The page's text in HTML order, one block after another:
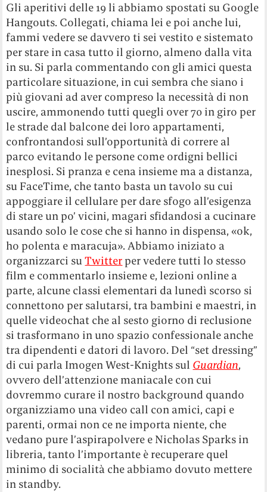
Gli aperitivi delle 19 li abbiamo spostati su Google
Hangouts. Collegati, chiama lei e poi anche lui,
fammi vedere se davvero ti sei vestito e sistemato
per stare in casa tutto il giorno, almeno dalla vita
in su. Si parla commentando con gli amici questa
particolare situazione, in cui sembra che siano i
più giovani ad aver compreso la necessità di non
uscire, ammonendo tutti quegli over 70 in giro per
le strade dal balcone dei loro appartamenti,
confrontandosi sull’opportunità di correre al
parco evitando le persone come ordigni bellici
inesplosi. Si pranza e cena insieme ma a distanza,
su FaceTime, che tanto basta un tavolo su cui
appoggiare il cellulare per dare sfogo all’esigenza
di stare un po’ vicini, magari sfidandosi a cucinare
usando solo le cose che si hanno in dispensa, «ok,
ho polenta e maracuja». Abbiamo iniziato a
organizzarci suTwitter per vedere tutti lo stesso
film e commentarlo insieme e, lezioni online a
parte, alcune classi elementari da lunedì scorso si
connettono per salutarsi, tra bambini e maestri, in
quelle videochat che al sesto giorno di reclusione
si trasformano in uno spazio confessionale anche
tra dipendenti e datori di lavoro. Del “set dressing”
di cui parla Imogen West-Knights sul Guardian,
ovvero dell’attenzione maniacale con cui
dovremmo curare il nostro background quando
organizziamo una video call con amici, capi e
parenti, ormai non ce ne importa niente, che
vedano pure l’aspirapolvere e Nicholas Sparks in
libreria, tanto l’importante è recuperare quel
minimo di socialità che abbiamo dovuto mettere
in standby.